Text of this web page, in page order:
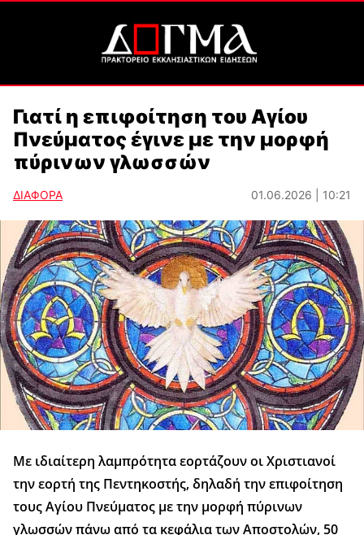
Γιατί η επιφοίτηση του Αγίου
Πνεύματος έγινε με την μορφή
πύρινων γλωσσών
ΔΙΑΦΟΡΑ 01.06.2026 | 10:21
Με ιδιαίτερη λαμπρότητα εορτάζουν οι Χριστιανοί
την εορτή της Πεντηκοστής, δηλαδή την επιφοίτηση
τους Αγίου Πνεύματος με την μορφή πύρινων
γλωσσών πάνω από τα κεφάλια των Αποστολών, 50